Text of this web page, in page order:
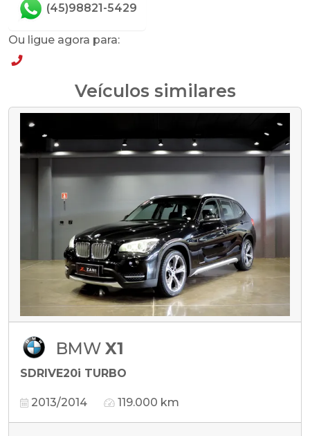
(45)98821-5429
Ou ligue agora para:
Veículos similares
BMW X1
SDRIVE20i TURBO
2013/2014 119.000 km